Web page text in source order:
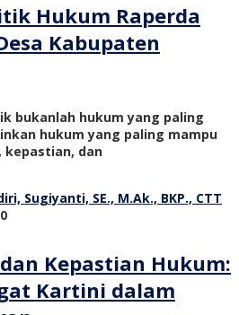
Hukum Raperda
Kabupaten
bukanlah hukum yang paling
hukum yang paling mampu
kepastian, dan
0
Kepastian Hukum:
Kartini dalam